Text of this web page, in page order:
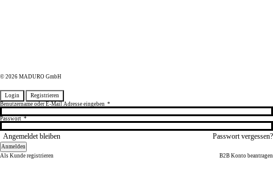
© 2026 MADURO GmbH
Login
Registrieren
Benutzername oder E-Mail Adresse eingeben *
Passwort *
Angemeldet bleiben Passwort vergessen?
Anmelden
Als Kunde registrieren
B2B Konto beantragen